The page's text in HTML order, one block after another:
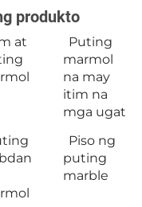
produkto
at
Puting
marmol
na may
itim na
mga ugat
Piso ng
puting
marble